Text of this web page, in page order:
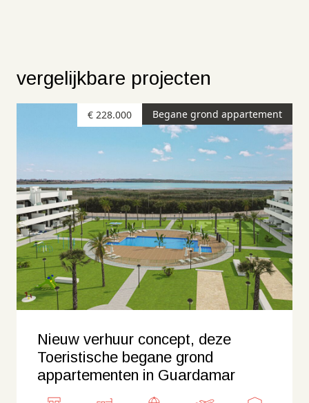
vergelijkbare projecten
Begane grond appartement
€ 228.000
Nieuw verhuur concept, deze
Toeristische begane grond
appartementen in Guardamar